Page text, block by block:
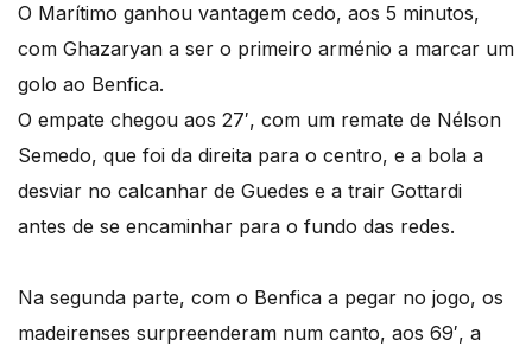
O Marítimo ganhou vantagem cedo, aos 5 minutos,
com Ghazaryan a ser o primeiro arménio a marcar um
golo ao Benfica.
O empate chegou aos 27′, com um remate de Nélson
Semedo, que foi da direita para o centro, e a bola a
desviar no calcanhar de Guedes e a trair Gottardi
antes de se encaminhar para o fundo das redes.
Na segunda parte, com o Benfica a pegar no jogo, os
madeirenses surpreenderam num canto, aos 69′, a